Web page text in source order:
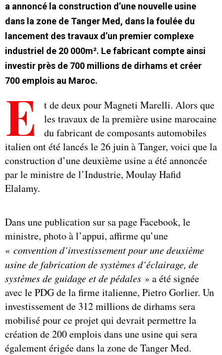
a annoncé la construction d’une nouvelle usine
dans la zone de Tanger Med, dans la foulée du
lancement des travaux d’un premier complexe
industriel de 20 000m². Le fabricant compte ainsi
investir près de 700 millions de dirhams et créer
700 emplois au Maroc.
E
t de deux pour Magneti Marelli. Alors que
les travaux de la première usine marocaine
du fabricant de composants automobiles
italien ont été lancés le 26 juin à Tanger, voici que la
construction d’une deuxième usine a été annoncée
par le ministre de l’Industrie, Moulay Hafid
Elalamy.
Dans une publication sur sa page Facebook, le
ministre, photo à l’appui, affirme qu’une
« convention d’investissement pour une deuxième
usine de fabrication de systèmes d’éclairage, de
systèmes de guidage et de pédales » a été signée
avec le PDG de la firme italienne, Pietro Gorlier. Un
investissement de 312 millions de dirhams sera
mobilisé pour ce projet qui devrait permettre la
création de 200 emplois dans une usine qui sera
également érigée dans la zone de Tanger Med.